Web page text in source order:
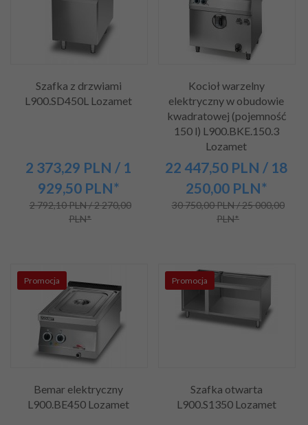
Szafka z drzwiami
L900.SD450L Lozamet
2 373,29 PLN / 1
929,50 PLN*
2 792,10 PLN / 2 270,00
PLN*
Kocioł warzelny
elektryczny w obudowie
kwadratowej (pojemność
150 l) L900.BKE.150.3
Lozamet
22 447,50 PLN / 18
250,00 PLN*
30 750,00 PLN / 25 000,00
PLN*
Promocja
Bemar elektryczny
L900.BE450 Lozamet
Promocja
Szafka otwarta
L900.S1350 Lozamet